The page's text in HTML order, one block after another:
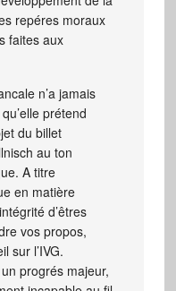
repéres moraux
faites aux
n’a jamais
prétend
du billet
au ton
A titre
en matière
d’êtres
vos propos,
sur l’IVG.
progrés majeur,